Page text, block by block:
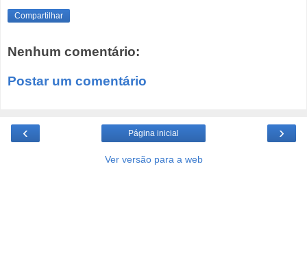
Compartilhar
Nenhum comentário:
Postar um comentário
‹ ›
Página inicial
Ver versão para a web